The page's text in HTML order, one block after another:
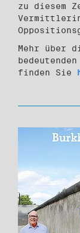
zu diesem
Vermittlerin
Mehr über
finden Sie